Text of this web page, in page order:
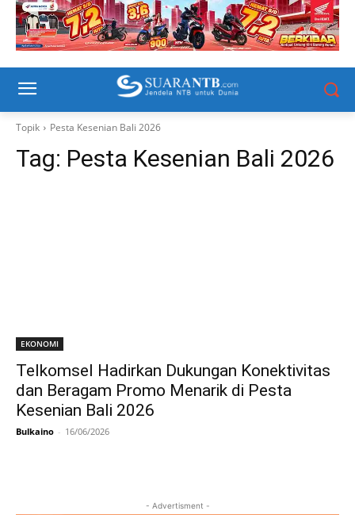
Topik Pesta Kesenian Bali 2026
Tag: Pesta Kesenian Bali 2026
EKONOMI
Telkomsel Hadirkan Dukungan Konektivitas
dan Beragam Promo Menarik di Pesta
Kesenian Bali 2026
Bulkaino - 16/06/2026
- Advertisment -